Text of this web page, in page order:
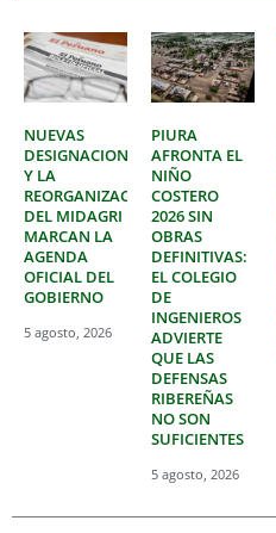
NUEVAS
DESIGNACIONES
Y LA
REORGANIZACIÓN
DEL MIDAGRI
MARCAN LA
AGENDA
OFICIAL DEL
GOBIERNO
5 agosto, 2026
PIURA
AFRONTA EL
NIÑO
COSTERO
2026 SIN
OBRAS
DEFINITIVAS:
EL COLEGIO
DE
INGENIEROS
ADVIERTE
QUE LAS
DEFENSAS
RIBEREÑAS
NO SON
SUFICIENTES
5 agosto, 2026